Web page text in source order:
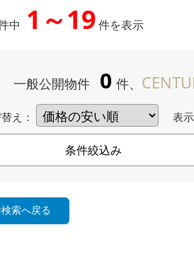
中 1～19件を表示
一般公開物件 0 件、
え： 表
条件絞込み